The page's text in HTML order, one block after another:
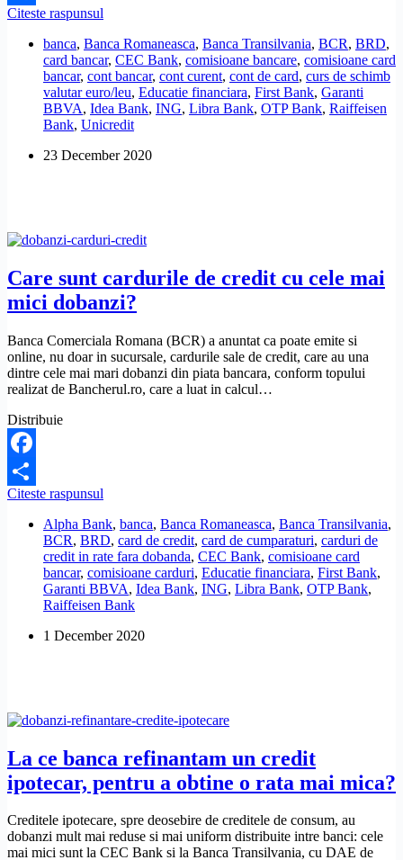
Share
Citeste raspunsul
bancile
cu
cel
mai
bun
curs
schimb
banca, Banca Romaneasca, Banca Transilvania, BCR, BRD,
card bancar, CEC Bank, comisioane bancare, comisioane card
bancar, cont bancar, cont curent, cont de card, curs de schimb
valutar euro/leu, Educatie financiara, First Bank, Garanti
BBVA, Idea Bank, ING, Libra Bank, OTP Bank, Raiffeisen
Bank, Unicredit
23 December 2020
Care sunt cardurile de credit cu cele mai
mici dobanzi?
Banca Comerciala Romana (BCR) a anuntat ca poate emite si
online, nu doar in sucursale, cardurile sale de credit, care au una
dintre cele mai mari dobanzi din piata bancara, conform topului
realizat de Bancherul.ro, care a luat in calcul…
Distribuie
Facebook
Share
Citeste raspunsul
cardurile
de
credit
cu
cele
mai
dobanzi?
Alpha Bank, banca, Banca Romaneasca, Banca Transilvania,
BCR, BRD, card de credit, card de cumparaturi, carduri de
credit in rate fara dobanda, CEC Bank, comisioane card
bancar, comisioane carduri, Educatie financiara, First Bank,
Garanti BBVA, Idea Bank, ING, Libra Bank, OTP Bank,
Raiffeisen Bank
1 December 2020
La ce banca refinantam un credit
ipotecar, pentru a obtine o rata mai mica?
Creditele ipotecare, spre deosebire de creditele de consum, au
dobanzi mult mai reduse si mai uniform distribuite intre banci: cele
mai mici sunt la CEC Bank si la Banca Transilvania, cu DAE de